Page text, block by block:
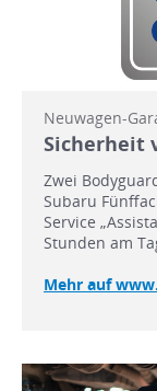
Neuwagen-
Sicherheit
Zwei
Subaru
Service
Stunden am
Mehr auf